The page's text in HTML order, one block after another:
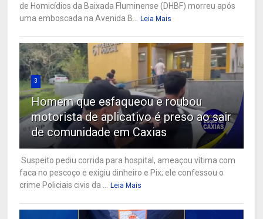
de Homicídios da Baixada Fluminense (DHBF) morreu após
uma emboscada na Avenida B...
Leia Mais
3
Homem que esfaqueou e roubou
motorista de aplicativo é preso ao sair
de comunidade em Caxias
Suspeito pediu corrida para hospital, ameaçou vítima com
faca no pescoço e exigiu dinheiro e Pix; ele confessou o
crime Policiais civis da ...
Leia Mais